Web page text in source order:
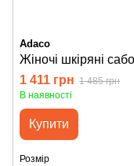
Adaco
Жіночі шкіряні
1 411 грн 1 485 грн
В наявності
Купити
Розмір